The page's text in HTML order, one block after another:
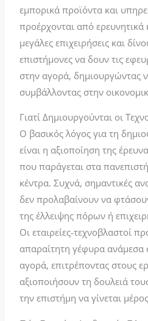
εμπορικά προϊόντα και
προέρχονται από ερευνητικά
μεγάλες επιχειρήσεις και
επιστήμονες να δουν τις
στην αγορά, δημιουργώντας
συμβάλλοντας στην
Γιατί Δημιουργούνται οι
Ο βασικός λόγος για τη
είναι η αξιοποίηση της
που παράγεται στα
κέντρα. Συχνά, σημαντικές
δεν προλαβαίνουν να
της έλλειψης πόρων ή
Οι εταιρείες-τεχνοβλαστοί
απαραίτητη γέφυρα ανάμεσα
αγορά, επιτρέποντας στους
αξιοποιήσουν τη δουλειά
την επιστήμη να γίνεται